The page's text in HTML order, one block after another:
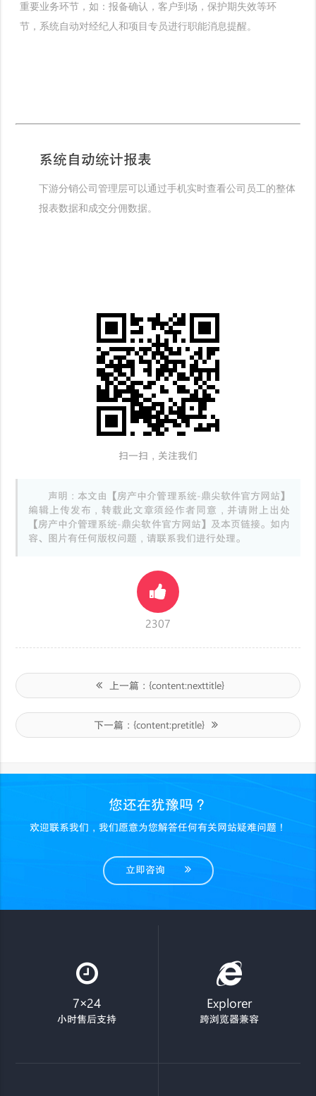
重要业务环节，如：报备确认，客户到场，保护期失效等环
节，系统自动对经纪人和项目专员进行职能消息提醒。
系统自动统计报表
下游分销公司管理层可以通过手机实时查看公司员工的整体
报表数据和成交分佣数据。
扫一扫，关注我们
声明：本文由【房产中介管理系统-鼎尖软件官方网站】
编辑上传发布，转载此文章须经作者同意，并请附上出处
【房产中介管理系统-鼎尖软件官方网站】及本页链接。如内
容、图片有任何版权问题，请联系我们进行处理。
2307
上一篇： {content:nexttitle}
下一篇：{content:pretitle}
您还在犹豫吗？
欢迎联系我们，我们愿意为您解答任何有关网站疑难问题！
立即咨询
7×24
小时售后支持
Explorer
跨浏览器兼容